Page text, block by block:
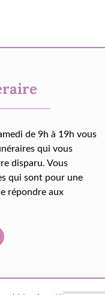
de 9h à 19h vous
qui vous
disparu. Vous
qui sont pour une
répondre aux